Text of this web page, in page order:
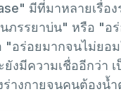
มีที่มาหลายเรื่อง
ภรรยาบ่น" หรือ "อ
"อร่อยมากจนไม่ยอ
ยังมีความเชื่ออีกว่า
างกายจนคนต้องน้ำ